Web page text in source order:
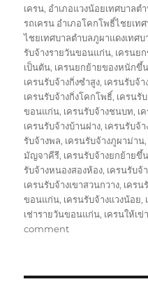
เครน, อำเภอแวงน้อยเทศบาลต
รถเครน อำเภอโคกโพธิ์ไชยเท
ไชยเทศบาลตำบลภูผาแดงเทศ
รับจ้างรายวันขอนแก่น, เครนย
เป็นตัน, เครนยกย้ายของหนักขึ้
เครนรับจ้างกิ่งซำสูง, เครนรับจ้
เครนรับจ้างกิ่งโคกโพธิ์, เครนรั
ขอนแก่น, เครนรับจ้างชนบท, เ
เครนรับจ้างบ้านฝาง, เครนรับจ้
รับจ้างพล, เครนรับจ้างภูผาม่าน,
มัญจาคีรี, เครนรับจ้างยกย้ายขึ้
รับจ้างหนองสองห้อง, เครนรับจ้
เครนรับจ้างเขาสวนกวาง, เครน
ขอนแก่น, เครนรับจ้างแวงน้อย,
เช่ารายวันขอนแก่น, เครนให้เ
commenton